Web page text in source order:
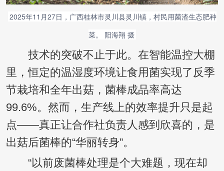
2025年11月27日，广西桂林市灵川县灵川镇，村民用菌渣生态肥种
菜。 阳海翔 摄
技术的突破不止于此。在智能温控大棚
里，恒定的温湿度环境让食用菌实现了反季
节栽培和全年出菇，菌棒成品率高达
99.6%。然而，生产线上的效率提升只是起
点——真正让合作社负责人感到欣喜的，是
出菇后菌棒的“华丽转身”。
“以前废菌棒处理是个大难题，现在却